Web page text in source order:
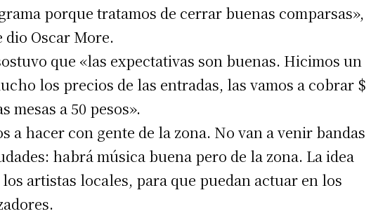
Suscribirme gratis
porque tratamos de cerrar buenas comparsas»,
Oscar More.
que «las expectativas son buenas. Hicimos un
los precios de las entradas, las vamos a cobrar $
mesas a 50 pesos».
a hacer con gente de la zona. No van a venir bandas
habrá música buena pero de la zona. La idea
artistas locales, para que puedan actuar en los